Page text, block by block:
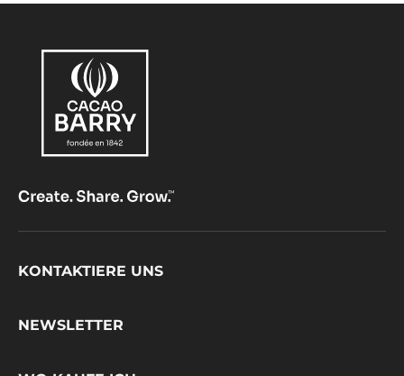
Footer
KONTAKTIERE UNS
NEWSLETTER